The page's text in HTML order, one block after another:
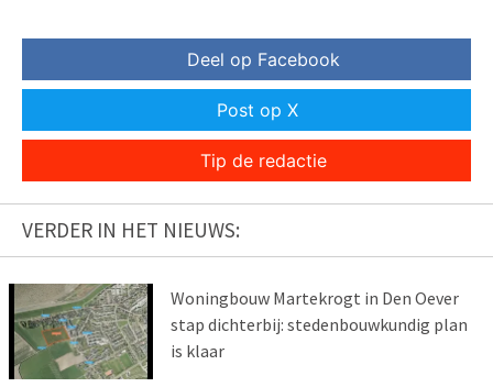
Deel op Facebook
Post op X
Tip de redactie
VERDER IN HET NIEUWS:
Woningbouw Martekrogt in Den Oever
stap dichterbij: stedenbouwkundig plan
is klaar